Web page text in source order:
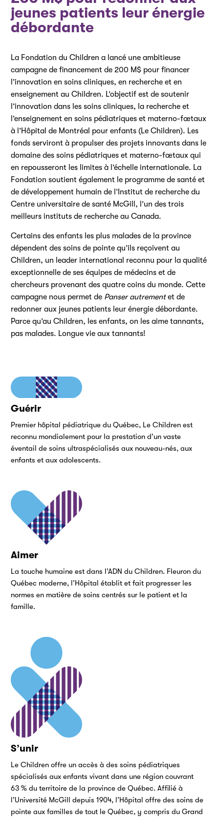
jeunes patients leur énergie
débordante
La Fondation du Children a lancé une ambitieuse
campagne de financement de 200 M$ pour financer
l’innovation en soins cliniques, en recherche et en
enseignement au Children. L’objectif est de soutenir
l’innovation dans les soins cliniques, la recherche et
l’enseignement en soins pédiatriques et materno-fœtaux
à l’Hôpital de Montréal pour enfants (Le Children). Les
fonds serviront à propulser des projets innovants dans le
domaine des soins pédiatriques et materno-fœtaux qui
en repousseront les limites à l’échelle internationale. La
Fondation soutient également le programme de santé et
de développement humain de l’Institut de recherche du
Centre universitaire de santé McGill, l’un des trois
meilleurs instituts de recherche au Canada.
Certains des enfants les plus malades de la province
dépendent des soins de pointe qu’ils reçoivent au
Children, un leader international reconnu pour la qualité
exceptionnelle de ses équipes de médecins et de
chercheurs provenant des quatre coins du monde. Cette
campagne nous permet de Panser autrementet de
redonner aux jeunes patients leur énergie débordante.
Parce qu’au Children, les enfants, on les aime tannants,
pas malades. Longue vie aux tannants!
Guérir
Premier hôpital pédiatrique du Québec, Le Children est
reconnu mondialement pour la prestation d’un vaste
éventail de soins ultraspécialisés aux nouveau-nés, aux
enfants et aux adolescents.
Aimer
La touche humaine est dans l’ADN du Children. Fleuron du
Québec moderne, l’Hôpital établit et fait progresser les
normes en matière de soins centrés sur le patient et la
famille.
S’unir
Le Children offre un accès à des soins pédiatriques
spécialisés aux enfants vivant dans une région couvrant
63 % du territoire de la province de Québec. Affilié à
l’Université McGill depuis 1904, l’Hôpital offre des soins de
pointe aux familles de tout le Québec, y compris du Grand